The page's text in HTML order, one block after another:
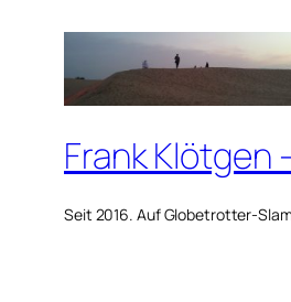
Frank Klötgen
Seit 2016. Auf Globetrotter-